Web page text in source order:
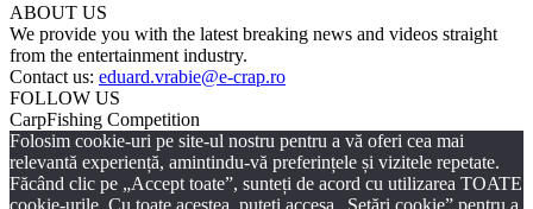
ABOUT US
We provide you with the latest breaking news and videos straight
from the entertainment industry.
Contact us: eduard.vrabie@e-crap.ro
FOLLOW US
CarpFishing Competition
Folosim cookie-uri pe site-ul nostru pentru a vă oferi cea mai
relevantă experiență, amintindu-vă preferințele și vizitele repetate.
Făcând clic pe „Accept toate”, sunteți de acord cu utilizarea TOATE
cookie-urile. Cu toate acestea, puteți accesa „Setări cookie” pentru a